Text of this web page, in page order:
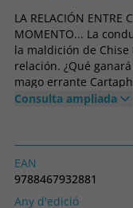
LA RELACIÓN ENTRE
MOMENTO... La
la maldición de
relación. ¿Qué
mago errante
Consulta ampliada
EAN
9788467932881
Any d'edició